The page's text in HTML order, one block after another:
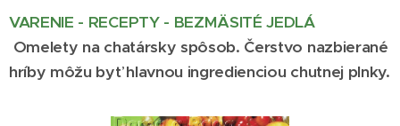
VARENIE - RECEPTY - BEZMÄSITÉ JEDLÁ
Omelety na chatársky spôsob. Čerstvo nazbierané
hríby môžu byť hlavnou ingredienciou chutnej plnky.